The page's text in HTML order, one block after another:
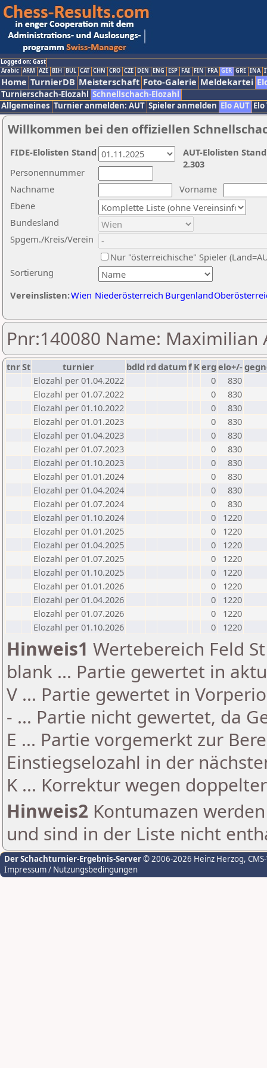
Logged on: Gast
Arabic ARM AZE BIH BUL CAT CHN CRO CZE DEN ENG ESP FAI FIN FRA GER GRE INA
Home TurnierDB Meisterschaft Foto-Galerie Meldekartei
Turnierschach-Elozahl Schnellschach-Elozahl
Allgemeines Turnier anmelden: AUT Spieler anmelden Elo AUT
Willkommen bei den offiziellen
Nachname
Vorname
Ebene
Sortierung
Personennummer
Bundesland
Spgem./Kreis/Verein
Nur "österreichische" Spieler
Vereinslisten:Wien Niederösterreich Burgenland
AUT-Elolisten
2.303
FIDE-Elolisten Stand
Pnr:140080 Name: Maximilian
tnrSt turnier bdld rd datumf Kerg elo+/-
Elozahl per 01.04.2022
0
830
Elozahl per 01.07.2022
0
830
Elozahl per 01.10.2022
0
830
Elozahl per 01.01.2023
0
830
Elozahl per 01.04.2023
0
830
Elozahl per 01.07.2023
0
830
Elozahl per 01.10.2023
0
830
Elozahl per 01.01.2024
0
830
Elozahl per 01.04.2024
0
830
Elozahl per 01.07.2024
0
830
Elozahl per 01.10.2024
0
1220
Elozahl per 01.01.2025
0
1220
Elozahl per 01.04.2025
0
1220
Elozahl per 01.07.2025
0
1220
Elozahl per 01.10.2025
0
1220
Elozahl per 01.01.2026
0
1220
Elozahl per 01.04.2026
0
1220
Elozahl per 01.07.2026
0
1220
Elozahl per 01.10.2026
0 1220
Hinweis1 Wertebereich Feld
blank ... Partie gewertet in
V ... Partie gewertet in
- ... Partie nicht gewertet, da
E ... Partie vorgemerkt zur
Einstiegselozahl in der
K ... Korrektur wegen
Hinweis2 Kontumazen
und sind in der Liste nicht
Der Schachturnier-Ergebnis-Server© 2006-2026 Heinz Herzog,
Impressum / Nutzungsbedingungen